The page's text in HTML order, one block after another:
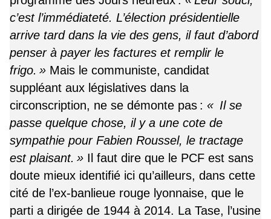
c’est l’immédiateté. L’élection présidentielle
arrive tard dans la vie des gens, il faut d’abord
penser à payer les factures et remplir le
frigo. » Mais le communiste, candidat
suppléant aux législatives dans la
circonscription, ne se démonte pas : « Il se
passe quelque chose, il y a une cote de
sympathie pour Fabien Roussel, le tractage
est plaisant. » Il faut dire que le PCF est sans
doute mieux identifié ici qu’ailleurs, dans cette
cité de l’ex-banlieue rouge lyonnaise, que le
parti a dirigée de 1944 à 2014. La Tase, l’usine